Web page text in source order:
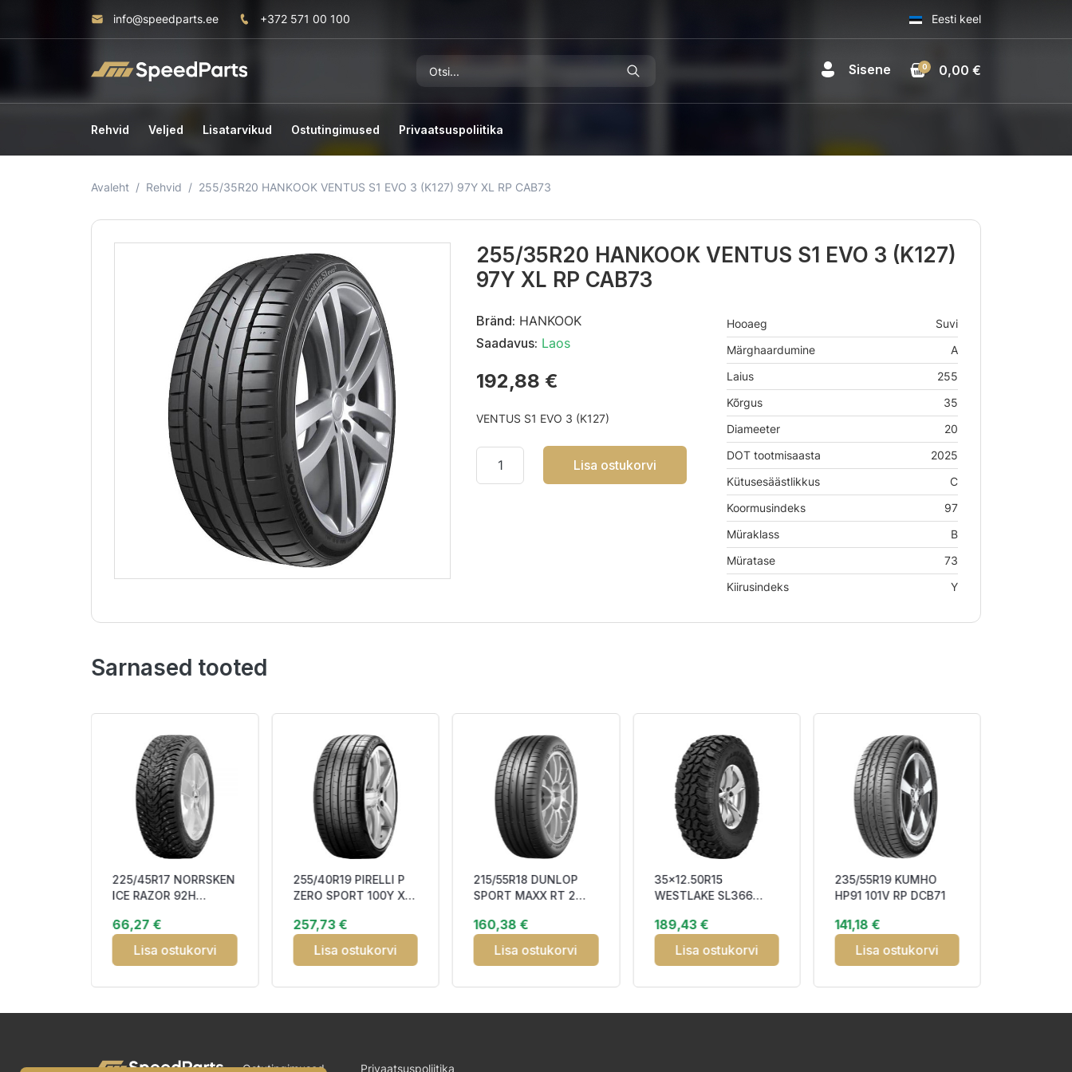
info@speedparts.ee +372 571 00 100 Eesti keel
Sisene 0,00 €
0
Rehvid Veljed Lisatarvikud Ostutingimused Privaatsuspoliitika
Avaleht Rehvid 255/35R20 HANKOOK VENTUS S1 EVO 3 (K127) 97Y XL RP CAB73
255/35R20 HANKOOK VENTUS S1 EVO 3 (K127)
97Y XL RP CAB73
Bränd: HANKOOK
Saadavus: Laos
192,88 €
VENTUS S1 EVO 3 (K127)
Lisa ostukorvi
Hooaeg
Suvi
Märghaardumine
A
Laius
255
Kõrgus
35
Diameeter
20
DOT tootmisaasta
2025
Kütusesäästlikkus
C
Koormusindeks
97
Müraklass
B
Müratase
73
Kiirusindeks
Y
Sarnased tooted
225/45R17 NORRSKEN
ICE RAZOR 92H
66,27 €
Lisa ostukorvi
255/40R19 PIRELLI P
ZERO SPORT 100Y XL
257,73 €
Lisa ostukorvi
215/55R18 DUNLOP
SPORT MAXX RT 2
CAB72
160,38 €
Lisa ostukorvi
35x12.50R15
WESTLAKE SL366
189,43 €
Lisa ostukorvi
235/55R19 KUMHO
HP91 101V RP DCB71
141,18 €
Lisa ostukorvi
Ostutingimused Privaatsuspoliitika